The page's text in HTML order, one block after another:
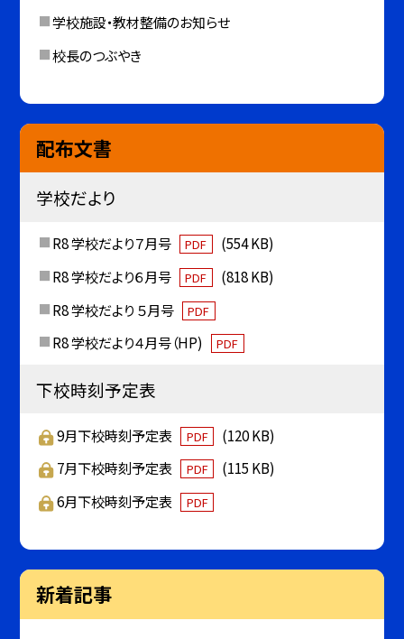
学校施設・教材整備のお知らせ
校長のつぶやき
配布文書
学校だより
R8 学校だより７月号 PDF
(554 KB)
R8 学校だより６月号
PDF
(818 KB)
R8 学校だより ５月号
PDF
R8 学校だより４月号（HP) PDF
下校時刻予定表
9月下校時刻予定表 PDF
(120 KB)
7月下校時刻予定表
PDF
(115 KB)
6月下校時刻予定表
PDF
新着記事